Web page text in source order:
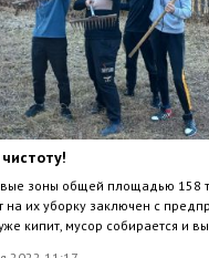
зоны общей площадью 158
на их уборку заключен с
кипит, мусор собирается и